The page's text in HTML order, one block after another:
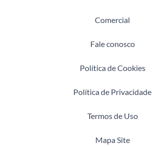
Comercial
Fale conosco
Política de Cookies
Política de Privacidade
Termos de Uso
Mapa Site